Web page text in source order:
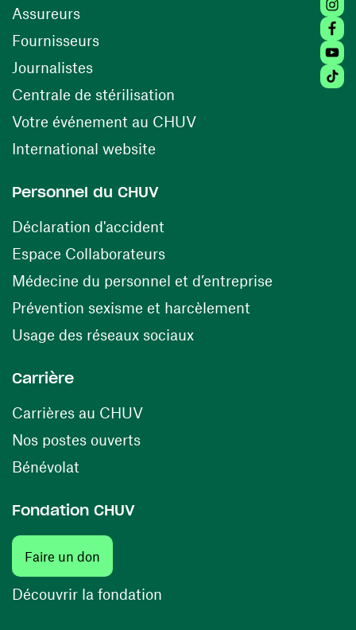
Assureurs
Fournisseurs(ouvre une nouvelle fenêtre)
Journalistes
Centrale de stérilisation (ouvre une nouvelle
Votre événement au CHUV(ouvre une nouvelle
International website
Personnel du CHUV
Déclaration d'accident
Espace Collaborateurs(ouvre une nouvelle fenêtre)
Médecine du personnel et d’entreprise
Prévention sexisme et harcèlement
Usage des réseaux sociaux(ouvre une nouvelle
Carrière
Carrières au CHUV(ouvre une nouvelle fenêtre)
Nos postes ouverts(ouvre une nouvelle fenêtre)
Bénévolat
Fondation CHUV
Faire un don
Découvrir la fondation